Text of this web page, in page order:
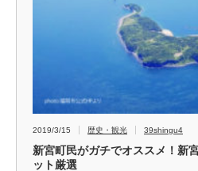
2019/3/15 歴史・観光 39shingu4
新宮町民がガチでオススメ！新
ット厳選